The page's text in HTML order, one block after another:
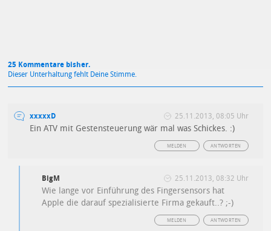
25 Kommentare bisher.
Dieser Unterhaltung fehlt Deine Stimme.
xxxxxD 25.11.2013, 08:05 Uhr
Ein ATV mit Gestensteuerung wär mal was Schickes. :)
ANTWORTEN
MELDEN
BigM 25.11.2013, 08:32 Uhr
Wie lange vor Einführung des Fingersensors hat
Apple die darauf spezialisierte Firma gekauft..? ;-)
ANTWORTEN
MELDEN